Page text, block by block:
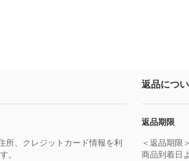
所、クレジットカード情報を利
。
返品につ
返品期限
＜返品期限＞
商品到着日